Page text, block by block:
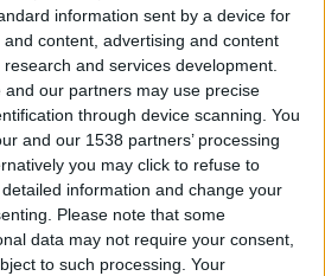
information sent by a device for
content, advertising and content
and services development.
our partners may use precise
through device scanning. You
and our 1538 partners’ processing
you may click to refuse to
information and change your
Please note that some
data may not require your consent,
to such processing. Your
béquille
contre l’OM, dimanche, Maghnes
[...]
pour Ouattara